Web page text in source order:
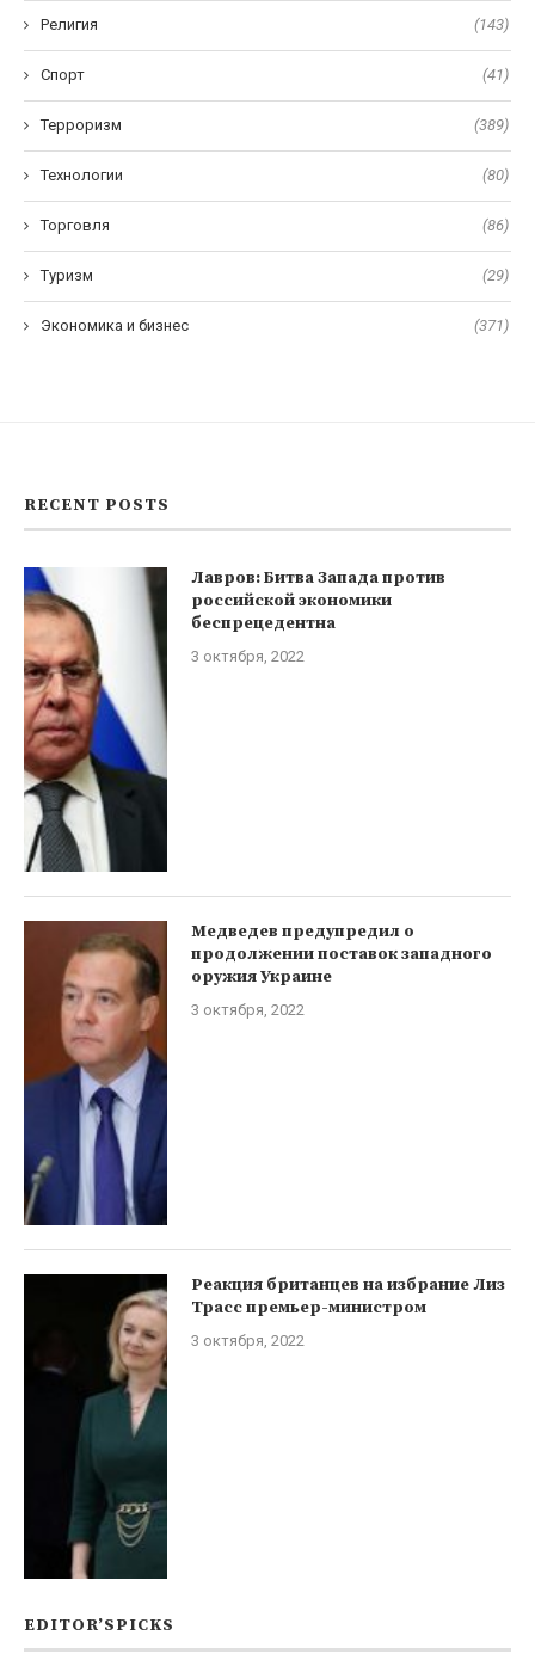
Религия (143)
Спорт (41)
Терроризм (389)
Технологии (80)
Торговля (86)
Туризм (29)
Экономика и бизнес (371)
RECENT POSTS
Лавров: Битва Запада против
российской экономики
беспрецедентна
3 октября, 2022
Медведев предупредил о
продолжении поставок западного
оружия Украине
3 октября, 2022
Реакция британцев на избрание Лиз
Трасс премьер-министром
3 октября, 2022
EDITOR’SPICKS